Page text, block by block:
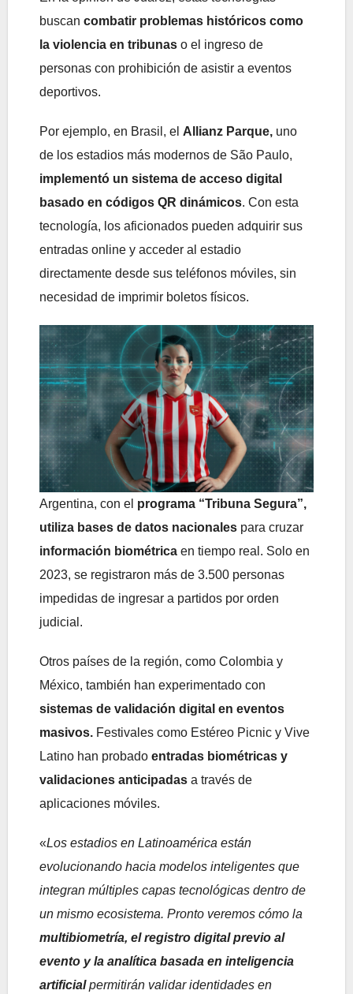
buscan combatir problemas históricos como
la violencia en tribunas o el ingreso de
personas con prohibición de asistir a eventos
deportivos.
Por ejemplo, en Brasil, el Allianz Parque, uno
de los estadios más modernos de São Paulo,
implementó un sistema de acceso digital
basado en códigos QR dinámicos. Con esta
tecnología, los aficionados pueden adquirir sus
entradas online y acceder al estadio
directamente desde sus teléfonos móviles, sin
necesidad de imprimir boletos físicos.
Argentina, con el programa “Tribuna Segura”,
utiliza bases de datos nacionales para cruzar
información biométrica en tiempo real. Solo en
2023, se registraron más de 3.500 personas
impedidas de ingresar a partidos por orden
judicial.
Otros países de la región, como Colombia y
México, también han experimentado con
sistemas de validación digital en eventos
masivos. Festivales como Estéreo Picnic y Vive
Latino han probado entradas biométricas y
validaciones anticipadas a través de
aplicaciones móviles.
«Los estadios en Latinoamérica están
evolucionando hacia modelos inteligentes que
integran múltiples capas tecnológicas dentro de
un mismo ecosistema. Pronto veremos cómo la
multibiometría, el registro digital previo al
evento y la analítica basada en inteligencia
artificialpermitirán validar identidades en